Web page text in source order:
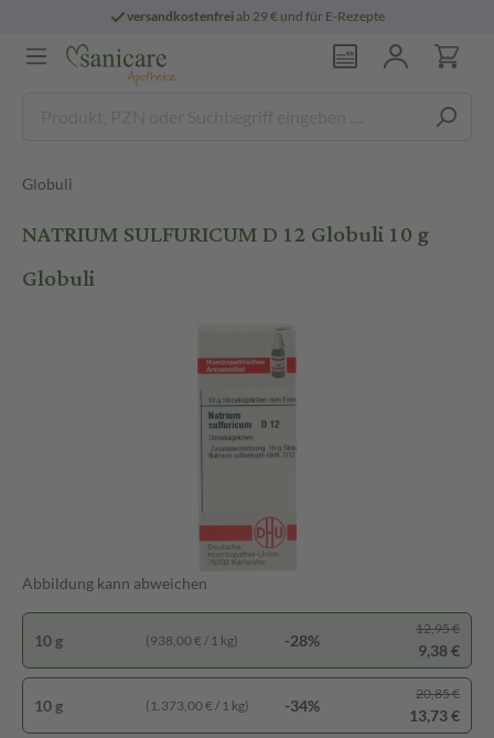
versandkostenfreiab 29 € und für E-Rezepte
Globuli
NATRIUM SULFURICUM D 12 Globuli 10 g
Globuli
Abbildung kann abweichen
10 g (938,00 € / 1 kg) -28%
12,95 €
9,38 €
10 g (1.373,00 € / 1 kg) -34%
20,85 €
13,73 €